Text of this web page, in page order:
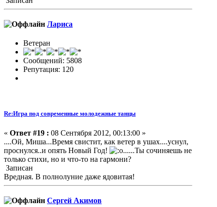
Лариса
Ветеран
Сообщений: 5808
Репутация: 120
Re:Игра под современные молодежные танцы
« Ответ #19 : 08 Сентября 2012, 00:13:00 »
....Ой, Миша...Время свистит, как ветер в ушах....уснул,
проснулся..и опять Новый Год!
......Ты сочиняешь не
только стихи, но и что-то на гармони?
Записан
Вредная. В полнолуние даже ядовитая!
Сергей Акимов